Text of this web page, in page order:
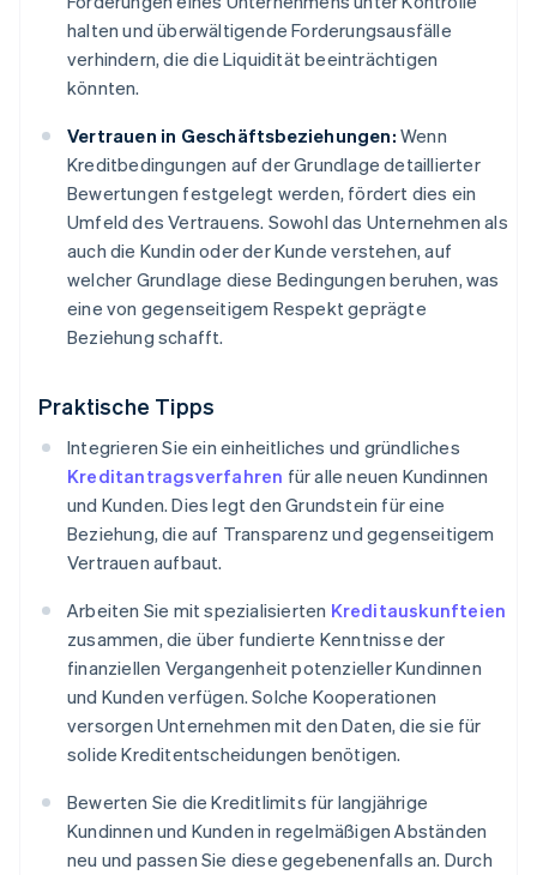
halten und überwältigende Forderungsausfälle
verhindern, die die Liquidität beeinträchtigen
könnten.
Vertrauen in Geschäftsbeziehungen: Wenn
Kreditbedingungen auf der Grundlage detaillierter
Bewertungen festgelegt werden, fördert dies ein
Umfeld des Vertrauens. Sowohl das Unternehmen als
auch die Kundin oder der Kunde verstehen, auf
welcher Grundlage diese Bedingungen beruhen, was
eine von gegenseitigem Respekt geprägte
Beziehung schafft.
Praktische Tipps
Integrieren Sie ein einheitliches und gründliches
Kreditantragsverfahren für alle neuen Kundinnen
und Kunden. Dies legt den Grundstein für eine
Beziehung, die auf Transparenz und gegenseitigem
Vertrauen aufbaut.
Arbeiten Sie mit spezialisierten Kreditauskunfteien
zusammen, die über fundierte Kenntnisse der
finanziellen Vergangenheit potenzieller Kundinnen
und Kunden verfügen. Solche Kooperationen
versorgen Unternehmen mit den Daten, die sie für
solide Kreditentscheidungen benötigen.
Bewerten Sie die Kreditlimits für langjährige
Kundinnen und Kunden in regelmäßigen Abständen
neu und passen Sie diese gegebenenfalls an. Durch